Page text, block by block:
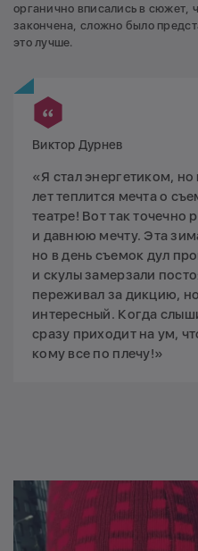
органично вписались в сюжет,
закончена, сложно было
это лучше.
Виктор Дурнев
«Я стал энергетиком,
лет теплится мечта о
театре! Вот так
и давнюю мечту. Эта
но в день съемок дул
и скулы замерзали
переживал за дикцию,
интересный. Когда
сразу приходит на ум,
кому все по плечу!»